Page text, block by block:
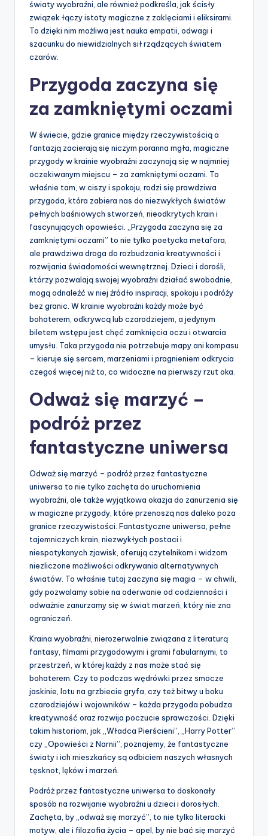
światy wyobraźni, ale również podkreśla, jak ścisły
związek łączy istoty magiczne z zaklęciami i eliksirami.
To dzięki nim możliwa jest nauka empatii, odwagi i
szacunku do niewidzialnych sił rządzących światem
czarów.
Przygoda zaczyna się
za zamkniętymi oczami
W świecie, gdzie granice między rzeczywistością a
fantazją zacierają się niczym poranna mgła, magiczne
przygody w krainie wyobraźni zaczynają się w najmniej
oczekiwanym miejscu – za zamkniętymi oczami. To
właśnie tam, w ciszy i spokoju, rodzi się prawdziwa
przygoda, która zabiera nas do niezwykłych światów
pełnych baśniowych stworzeń, nieodkrytych krain i
fascynujących opowieści. „Przygoda zaczyna się za
zamkniętymi oczami” to nie tylko poetycka metafora,
ale prawdziwa droga do rozbudzania kreatywności i
rozwijania świadomości wewnętrznej. Dzieci i dorośli,
którzy pozwalają swojej wyobraźni działać swobodnie,
mogą odnaleźć w niej źródło inspiracji, spokoju i podróży
bez granic. W krainie wyobraźni każdy może być
bohaterem, odkrywcą lub czarodziejem, a jedynym
biletem wstępu jest chęć zamknięcia oczu i otwarcia
umysłu. Taka przygoda nie potrzebuje mapy ani kompasu
– kieruje się sercem, marzeniami i pragnieniem odkrycia
czegoś więcej niż to, co widoczne na pierwszy rzut oka.
Odważ się marzyć –
podróż przez
fantastyczne uniwersa
Odważ się marzyć – podróż przez fantastyczne
uniwersa to nie tylko zachęta do uruchomienia
wyobraźni, ale także wyjątkowa okazja do zanurzenia się
w magiczne przygody, które przenoszą nas daleko poza
granice rzeczywistości. Fantastyczne uniwersa, pełne
tajemniczych krain, niezwykłych postaci i
niespotykanych zjawisk, oferują czytelnikom i widzom
niezliczone możliwości odkrywania alternatywnych
światów. To właśnie tutaj zaczyna się magia – w chwili,
gdy pozwalamy sobie na oderwanie od codzienności i
odważnie zanurzamy się w świat marzeń, który nie zna
ograniczeń.
Kraina wyobraźni, nierozerwalnie związana z literaturą
fantasy, filmami przygodowymi i grami fabularnymi, to
przestrzeń, w której każdy z nas może stać się
bohaterem. Czy to podczas wędrówki przez smocze
jaskinie, lotu na grzbiecie gryfa, czy też bitwy u boku
czarodziejów i wojowników – każda przygoda pobudza
kreatywność oraz rozwija poczucie sprawczości. Dzięki
takim historiom, jak „Władca Pierścieni”, „Harry Potter”
czy „Opowieści z Narnii”, poznajemy, że fantastyczne
światy i ich mieszkańcy są odbiciem naszych własnych
tęsknot, lęków i marzeń.
Podróż przez fantastyczne uniwersa to doskonały
sposób na rozwijanie wyobraźni u dzieci i dorosłych.
Zachęta, by „odważ się marzyć”, to nie tylko literacki
motyw, ale i filozofia życia – apel, by nie bać się marzyć